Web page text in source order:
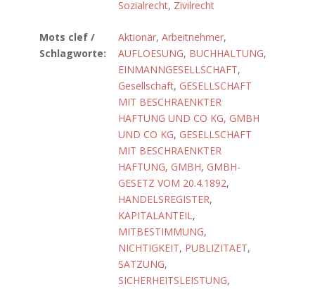
Sozialrecht, Zivilrecht
Mots clef /
Schlagworte:
Aktionär, Arbeitnehmer,
AUFLOESUNG, BUCHHALTUNG,
EINMANNGESELLSCHAFT,
Gesellschaft, GESELLSCHAFT
MIT BESCHRAENKTER
HAFTUNG UND CO KG, GMBH
UND CO KG, GESELLSCHAFT
MIT BESCHRAENKTER
HAFTUNG, GMBH, GMBH-
GESETZ VOM 20.4.1892,
HANDELSREGISTER,
KAPITALANTEIL,
MITBESTIMMUNG,
NICHTIGKEIT, PUBLIZITAET,
SATZUNG,
SICHERHEITSLEISTUNG,